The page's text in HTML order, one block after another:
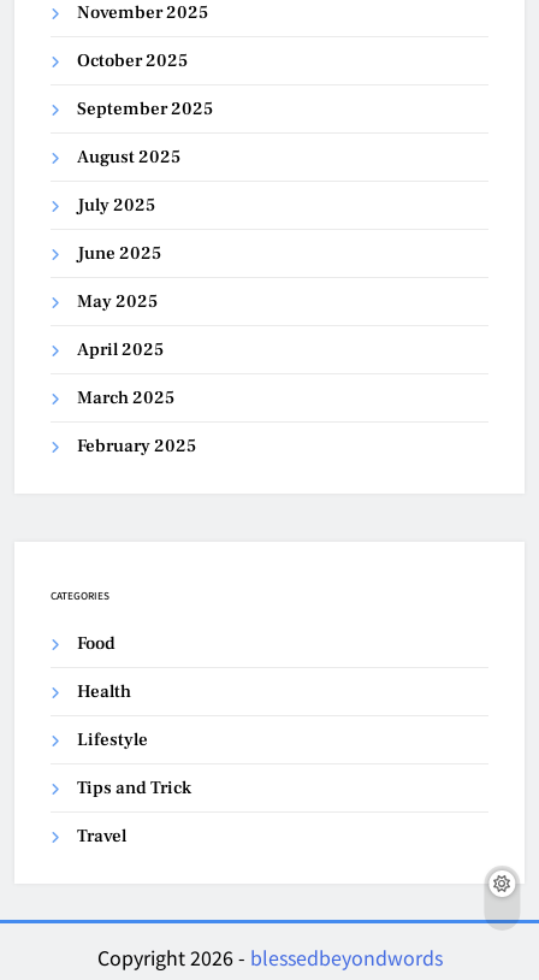
November 2025
October 2025
September 2025
August 2025
July 2025
June 2025
May 2025
April 2025
March 2025
February 2025
CATEGORIES
Food
Health
Lifestyle
Tips and Trick
Travel
Copyright 2026 - blessedbeyondwords